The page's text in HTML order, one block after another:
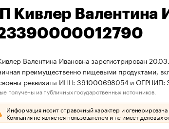
Кивлер
Валентина Ивановна зарегистрирован
преимущественно пищевыми продуктами,
реквизиты ИНН: 391000698054 и
получены из публичных государственных источников.
Информация носит справочный характер и
Компания не является пользователем и не имеет